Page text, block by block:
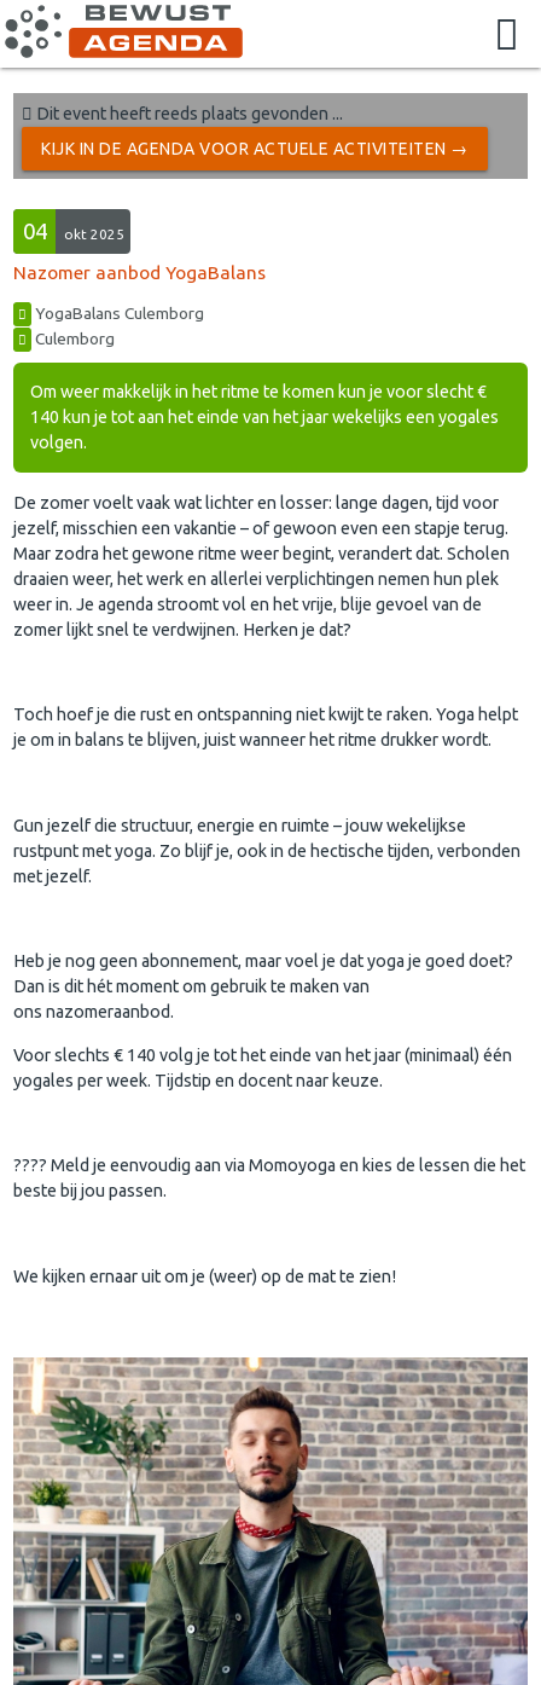
Dit event heeft reeds plaats gevonden ...
KIJK IN DE AGENDA VOOR ACTUELE ACTIVITEITEN →
04 okt 2025
Nazomer aanbod YogaBalans
YogaBalans Culemborg
Culemborg
Om weer makkelijk in het ritme te komen kun je voor slecht €
140 kun je tot aan het einde van het jaar wekelijks een yogales
volgen.
De zomer voelt vaak wat lichter en losser: lange dagen, tijd voor
jezelf, misschien een vakantie – of gewoon even een stapje terug.
Maar zodra het gewone ritme weer begint, verandert dat. Scholen
draaien weer, het werk en allerlei verplichtingen nemen hun plek
weer in. Je agenda stroomt vol en het vrije, blije gevoel van de
zomer lijkt snel te verdwijnen. Herken je dat?
Toch hoef je die rust en ontspanning niet kwijt te raken. Yoga helpt
je om in balans te blijven, juist wanneer het ritme drukker wordt.
Gun jezelf die structuur, energie en ruimte – jouw wekelijkse
rustpunt met yoga. Zo blijf je, ook in de hectische tijden, verbonden
met jezelf.
Heb je nog geen abonnement, maar voel je dat yoga je goed doet?
Dan is dit hét moment om gebruik te maken van
ons nazomeraanbod.
Voor slechts € 140 volg je tot het einde van het jaar (minimaal) één
yogales per week. Tijdstip en docent naar keuze.
???? Meld je eenvoudig aan via Momoyoga en kies de lessen die het
beste bij jou passen.
We kijken ernaar uit om je (weer) op de mat te zien!